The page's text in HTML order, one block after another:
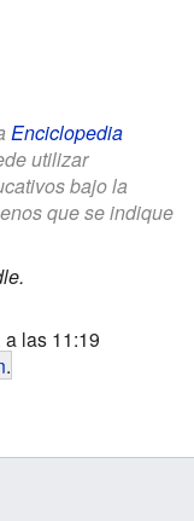
Enciclopedia
utilizar
bajo la
que se indique
las 11:19
.